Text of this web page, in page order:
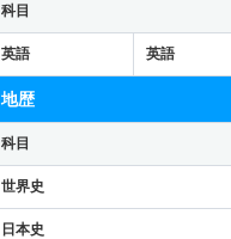
科目
英語 英語
地歴
科目
世界史
日本史